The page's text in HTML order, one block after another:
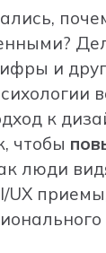
и
к
чтобы
люди
UX